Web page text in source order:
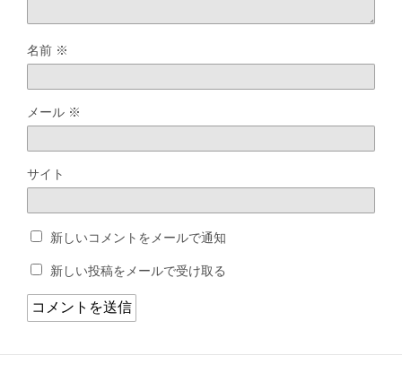
名前 ※
メール ※
サイト
新しいコメントをメールで通知
新しい投稿をメールで受け取る